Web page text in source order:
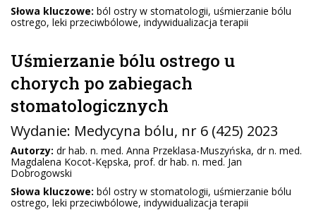
Słowa kluczowe: ból ostry w stomatologii, uśmierzanie bólu
ostrego, leki przeciwbólowe, indywidualizacja terapii
Uśmierzanie bólu ostrego u
chorych po zabiegach
stomatologicznych
Wydanie: Medycyna bólu, nr 6 (425) 2023
Autorzy: dr hab. n. med. Anna Przeklasa-Muszyńska, dr n. med.
Magdalena Kocot-Kępska, prof. dr hab. n. med. Jan
Dobrogowski
Słowa kluczowe: ból ostry w stomatologii, uśmierzanie bólu
ostrego, leki przeciwbólowe, indywidualizacja terapii